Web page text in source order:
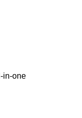
in-one